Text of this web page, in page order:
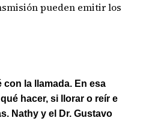
pueden emitir los
con la llamada. En esa
hacer, si llorar o reír e
Nathy y el Dr. Gustavo